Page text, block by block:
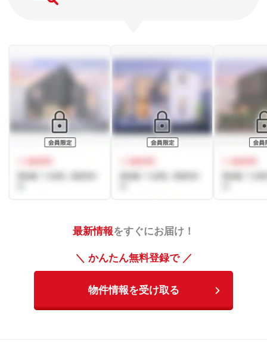
最新情報をすぐにお届け！
＼ かんたん無料登録で ／
物件情報を受け取る